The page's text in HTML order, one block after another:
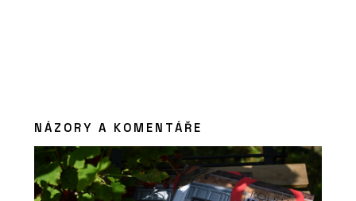
NÁZORY A KOMENTÁŘE